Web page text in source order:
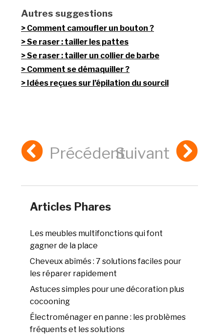
Autres suggestions
Comment camoufler un bouton ?
Se raser : tailler les pattes
Se raser : tailler un collier de barbe
Comment se démaquiller ?
Idées reçues sur l’épilation du sourcil
PrécédentSuivant
Articles Phares
Les meubles multifonctions qui font
gagner de la place
Cheveux abîmés : 7 solutions faciles pour
les réparer rapidement
Astuces simples pour une décoration plus
cocooning
Électroménager en panne : les problèmes
fréquents et les solutions